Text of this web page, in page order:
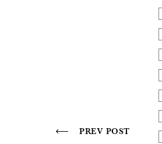
PREV POST